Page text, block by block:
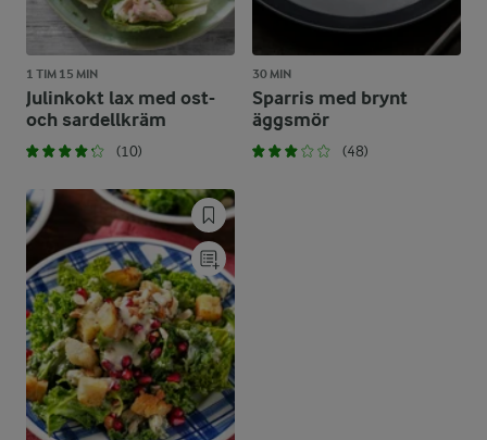
1 TIM 15 MIN
Julinkokt lax med ost-
och sardellkräm
(10)
30 MIN
Sparris med brynt
äggsmör
(48)